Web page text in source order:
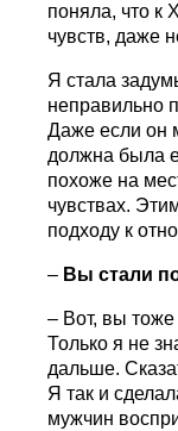
поняла, что к
чувств, даже
Я стала
неправильно
Даже если он
должна была
похоже на
чувствах.
подходу к
– Вы стали
– Вот, вы тоже
Только я не
дальше.
Я так и
мужчин